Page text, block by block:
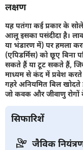
लक्षण
यह पतंगा कई प्रकार के
आलू इसका पसंदीदा है।
या भंडारण में) पर हमला
(एपिडर्मिस) को छूए
सकते हैं या टूट सकते हैं,
माध्यम से कंद में प्रवेश
गहरे अनियमित बिल खोदते
जो कवक और जीवाणु रोगों
सिफारिशें
जैविक